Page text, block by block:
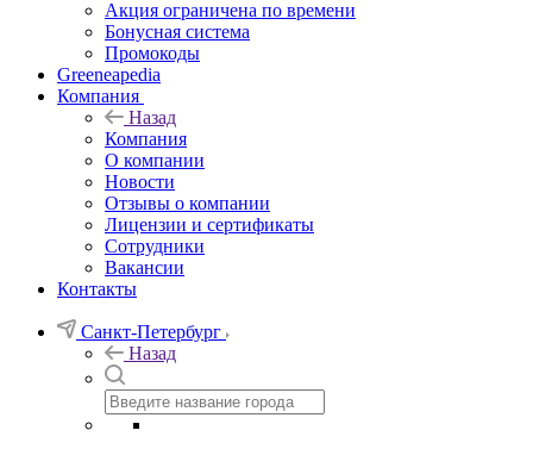
Акция ограничена по времени
Бонусная система
Промокоды
Greeneapedia
Компания
Назад
Компания
О компании
Новости
Отзывы о компании
Лицензии и сертификаты
Сотрудники
Вакансии
Контакты
Санкт-Петербург
Назад